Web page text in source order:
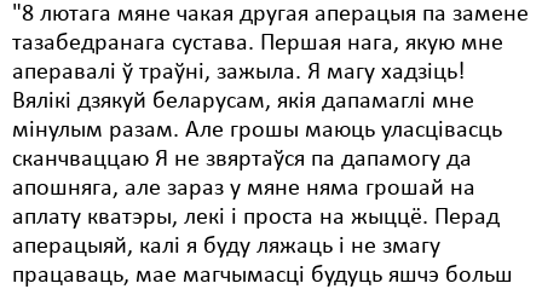
"8 лютага мяне чакая другая аперацыя па замене
тазабедранага сустава. Першая нага, якую мне
аперавалі ў траўні, зажыла. Я магу хадзіць!
Вялікі дзякуй беларусам, якія дапамаглі мне
мінулым разам. Але грошы маюць уласцівасць
сканчваццаю Я не звяртаўся па дапамогу да
апошняга, але зараз у мяне няма грошай на
аплату кватэры, лекі і проста на жыццё. Перад
аперацыяй, калі я буду ляжаць і не змагу
працаваць, мае магчымасці будуць яшчэ больш
Мірныя сходы
Палітвязьні
Праваабаронцы
Правы дзіцяці
Пэнітэнцыярная сыстэма
Распальваньне варожасьці